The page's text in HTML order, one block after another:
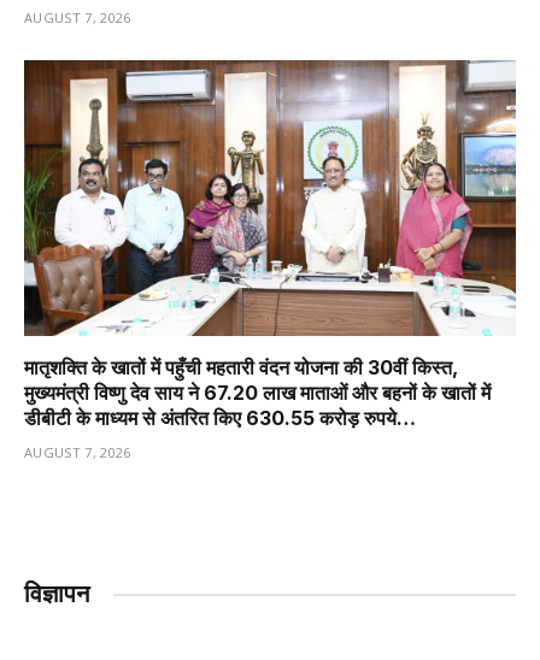
AUGUST 7, 2026
मातृशक्ति के खातों में पहुँची महतारी वंदन योजना की 30वीं किस्त,
मुख्यमंत्री विष्णु देव साय ने 67.20 लाख माताओं और बहनों के खातों में
डीबीटी के माध्यम से अंतरित किए 630.55 करोड़ रुपये…
AUGUST 7, 2026
विज्ञापन